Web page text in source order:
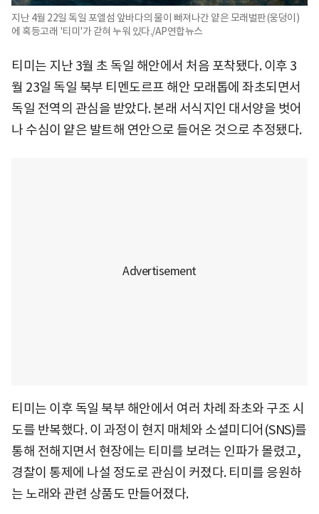
지난 4월 22일 독일 포엘섬 앞바다의 물이 빠져나간 얕은 모래벌판(웅덩이)
에 혹등고래 '티미'가 갇혀 누워 있다./AP연합뉴스
티미는 지난 3월 초 독일 해안에서 처음 포착됐다. 이후 3
월 23일 독일 북부 티멘도르프 해안 모래톱에 좌초되면서
독일 전역의 관심을 받았다. 본래 서식지인 대서양을 벗어
나 수심이 얕은 발트해 연안으로 들어온 것으로 추정됐다.
티미는 이후 독일 북부 해안에서 여러 차례 좌초와 구조 시
도를 반복했다. 이 과정이 현지 매체와 소셜미디어(SNS)를
통해 전해지면서 현장에는 티미를 보려는 인파가 몰렸고,
경찰이 통제에 나설 정도로 관심이 커졌다. 티미를 응원하
는 노래와 관련 상품도 만들어졌다.